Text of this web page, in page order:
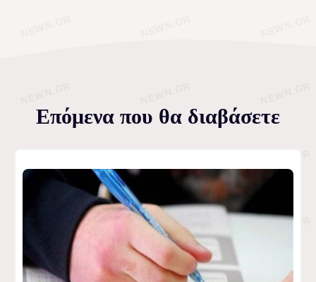
Επόμενα που θα διαβάσετε